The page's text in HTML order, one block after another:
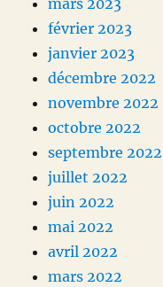
mars 2023
février 2023
janvier 2023
décembre 2022
novembre 2022
octobre 2022
septembre 2022
juillet 2022
juin 2022
mai 2022
avril 2022
mars 2022